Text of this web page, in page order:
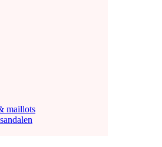
maillots